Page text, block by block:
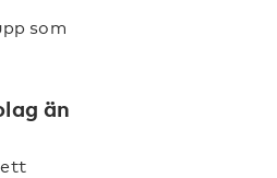
som
än
ett